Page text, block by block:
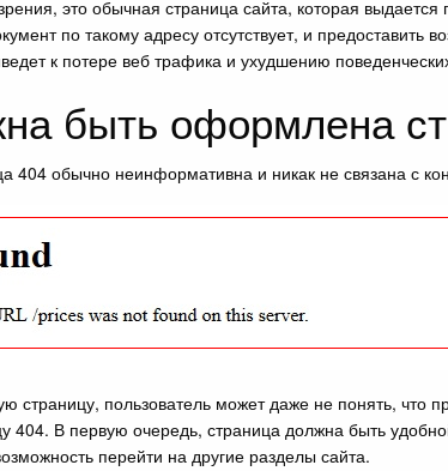
это обычная страница сайта, которая
по такому адресу отсутствует, и
к потере веб трафика и ухудшению
быть оформлена
404 обычно неинформативна и никак не связана с
страницу, пользователь может даже не понять, что
404. В первую очередь, страница должна быть
перейти на другие разделы сайта.